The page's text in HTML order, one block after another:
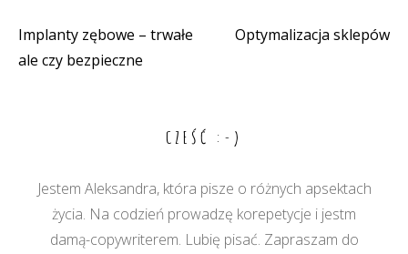
Nawigacja
Implanty zębowe – trwałe
ale czy bezpieczne
Optymalizacja sklepów
CZEŚĆ :-)
Jestem Aleksandra, która pisze o różnych apsektach
życia. Na codzień prowadzę korepetycje i jestm
damą-copywriterem. Lubię pisać. Zapraszam do